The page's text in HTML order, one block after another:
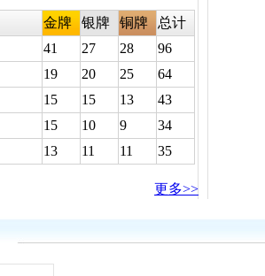
金牌 银牌 铜牌
总计
41 27 28
96
19 20 25
64
15 15 13
43
15 10 9
34
13 11 11 35
更多>>